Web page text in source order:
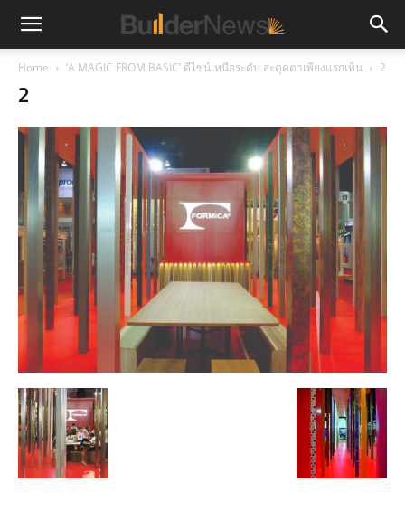
Home ‘A MAGIC FROM BASIC’ ดีไซน์เหนือระดับ สะดุดตาเพียงแรกเห็น 2
2